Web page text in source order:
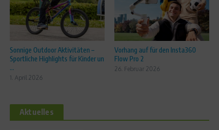
Sonnige Outdoor Aktivitäten –
Sportliche Highlights für Kinder un
...
1. April 2026
Vorhang auf für den Insta360
Flow Pro 2
26. Februar 2026
Aktuelles